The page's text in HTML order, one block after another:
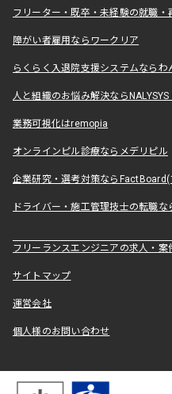
フリーター・既卒・未経験の就職・
障がい者雇用ならワークリア
らくらく入退院支援システムならわ
人と組織のお悩み解決ならNALYSYS
業務可視化はremopia
オンラインピル診療ならメデリピル
企業研究・選考対策ならFactBoard(
ドライバー・施工管理技士の転職な
フリーランスエンジニアの求人・案
サイトマップ
運営会社
個人様のお問い合わせ